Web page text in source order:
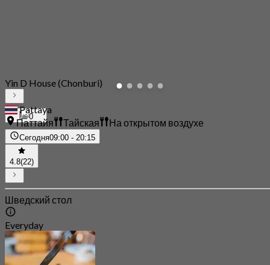
0
Yin D House (Chonburi)
Pattaya
Паттайя
Тайская На открытом воздухе
Сегодня09:00 - 20:15
4.8(22)
Шведский стол
Everyday